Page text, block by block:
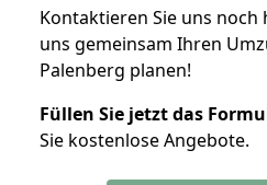
Kontaktieren Sie uns noch
uns gemeinsam Ihren
Palenberg planen!
Füllen Sie jetzt das
Sie kostenlose Angebote.